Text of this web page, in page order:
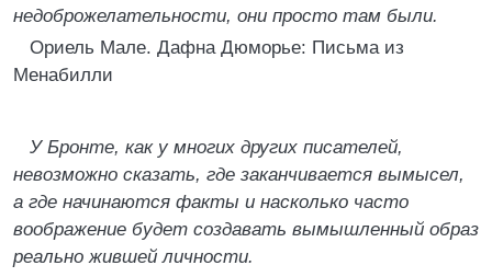
недоброжелательности, они просто там были.
Ориель Мале. Дафна Дюморье: Письма из
Менабилли
У Бронте, как у многих других писателей,
невозможно сказать, где заканчивается вымысел,
а где начинаются факты и насколько часто
воображение будет создавать вымышленный образ
реально жившей личности.